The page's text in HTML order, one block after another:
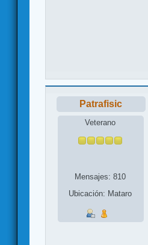
Patrafisic
Veterano
Mensajes: 810
Ubicación: Mataro